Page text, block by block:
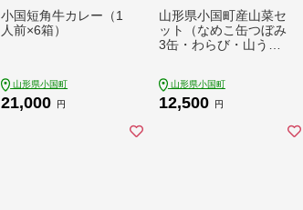
小国短角牛カレー（1
人前×6箱）
山形県小国町
21,000 円
山形県小国町産山菜セ
ット（なめこ缶つぼみ
3缶・わらび・山う
山形県小国町
12,500 円